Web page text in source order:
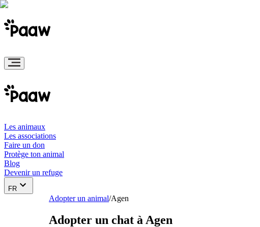
Les animaux
Les associations
Faire un don
Protège ton animal
Blog
Devenir un refuge
FR
Adopter un animal/Agen
Adopter un chat à Agen